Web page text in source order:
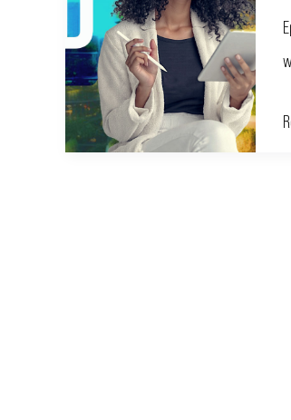
6